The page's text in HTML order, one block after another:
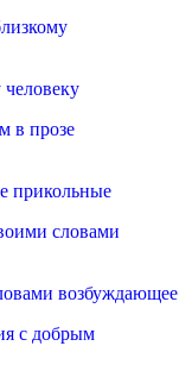
прикольные
возбуждающее